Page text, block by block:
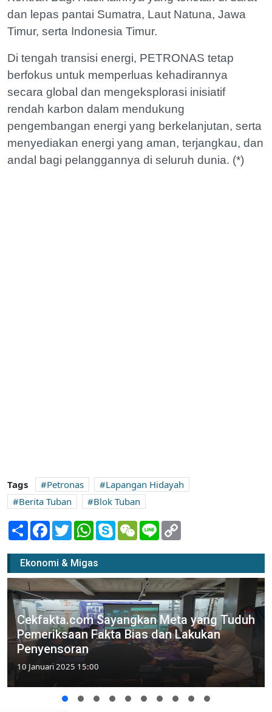
dan lepas pantai Sumatra, Laut Natuna, Jawa
Timur, serta Indonesia Timur.
Di tengah transisi energi, PETRONAS tetap
berfokus untuk memperluas kehadirannya
secara global dan mengeksplorasi inisiatif
rendah karbon dalam mendukung
pengembangan energi yang berkelanjutan, serta
menyediakan energi yang aman, terjangkau, dan
andal bagi pelanggannya di seluruh dunia. (*)
Tags Petronas
Lapangan Hidayah
Berita Tuban
Blok Tuban
Share Facebook
TwitterWhatsApp
SkypeWeChatLine
Ekonomi & Migas
Cekfakta.com Sayangkan Meta yang Tuduh
Pemeriksaan Fakta Bias dan Lakukan
Penyensoran
10 Januari 2025 15:00